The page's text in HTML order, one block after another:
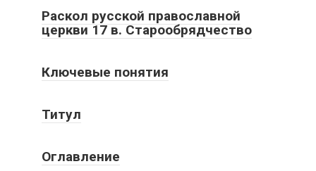
Раскол русской православной
церкви 17 в. Старообрядчество
Ключевые понятия
Титул
Оглавление